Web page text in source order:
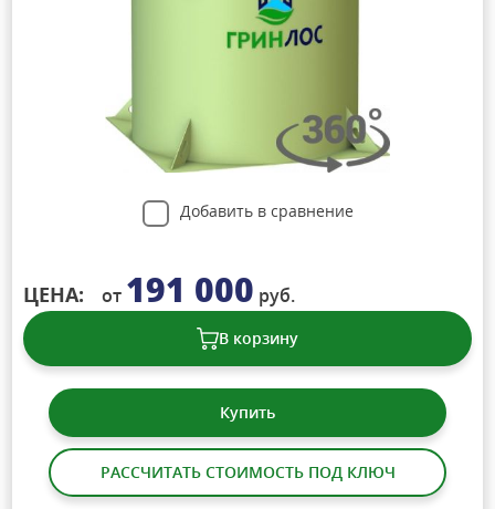
Добавить в сравнение
ЦЕНА: от 191 000 руб.
В корзину
Купить
РАССЧИТАТЬ СТОИМОСТЬ ПОД КЛЮЧ